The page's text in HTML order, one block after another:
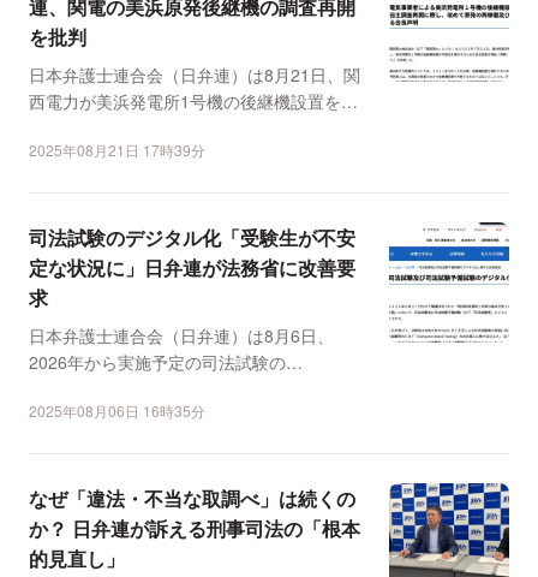
連、関電の美浜原発後継機の調査再開
を批判
日本弁護士連合会（日弁連）は8月21日、関
西電力が美浜発電所1号機の後継機設置を検
2025年08月21日 17時39分
司法試験のデジタル化「受験生が不安
定な状況に」日弁連が法務省に改善要
求
日本弁護士連合会（日弁連）は8月6日、
2026年から実施予定の司法試験の
2025年08月06日 16時35分
なぜ「違法・不当な取調べ」は続くの
か？ 日弁連が訴える刑事司法の「根本
的見直し」